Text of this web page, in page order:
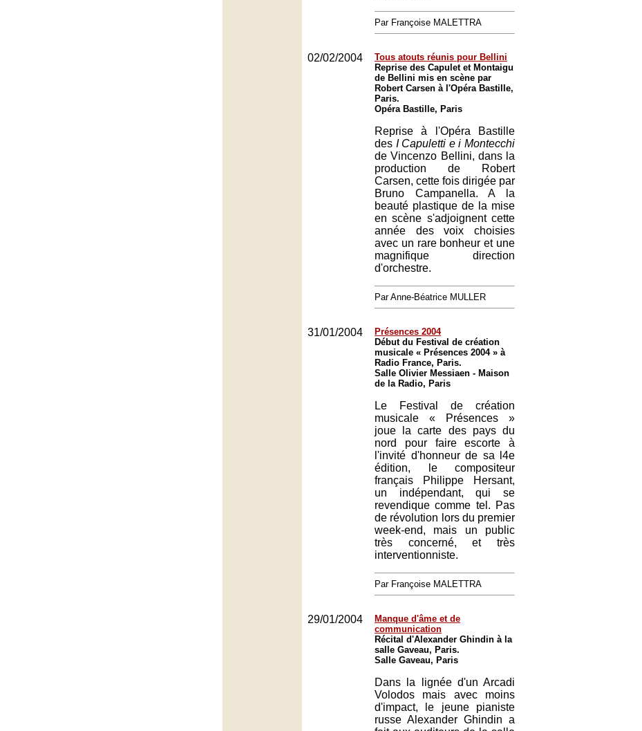
Par Françoise MALETTRA
02/02/2004
Tous atouts réunis pour Bellini
Reprise des Capulet et Montaigu
de Bellini mis en scène par
Robert Carsen à l'Opéra Bastille,
Paris.
Opéra Bastille, Paris
Reprise à l'Opéra Bastille
des I Capuletti e i Montecchi
de Vincenzo Bellini, dans la
production de Robert
Carsen, cette fois dirigée par
Bruno Campanella. A la
beauté plastique de la mise
en scène s'adjoignent cette
année des voix choisies
avec un rare bonheur et une
magnifique direction
d'orchestre.
Par Anne-Béatrice MULLER
31/01/2004
Présences 2004
Début du Festival de création
musicale « Présences 2004 » à
Radio France, Paris.
Salle Olivier Messiaen - Maison
de la Radio, Paris
Le Festival de création
musicale « Présences »
joue la carte des pays du
nord pour faire escorte à
l'invité d'honneur de sa l4e
édition, le compositeur
français Philippe Hersant,
un indépendant, qui se
revendique comme tel. Pas
de révolution lors du premier
week-end, mais un public
très concerné, et très
interventionniste.
Par Françoise MALETTRA
29/01/2004
Manque d'âme et de
communication
Récital d'Alexander Ghindin à la
salle Gaveau, Paris.
Salle Gaveau, Paris
Dans la lignée d'un Arcadi
Volodos mais avec moins
d'impact, le jeune pianiste
russe Alexander Ghindin a